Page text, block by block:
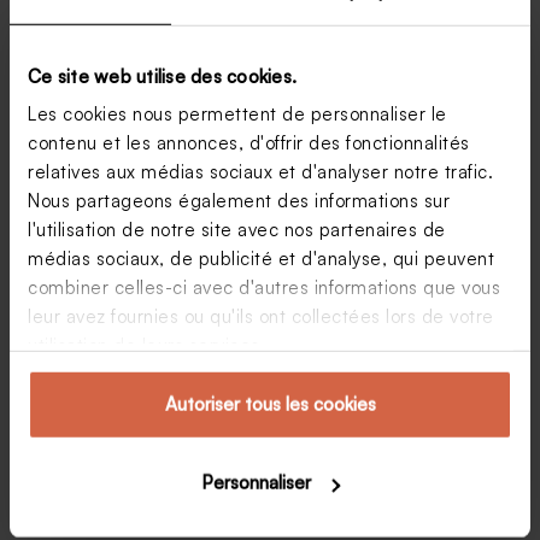
Ce site web utilise des cookies.
Les cookies nous permettent de personnaliser le
contenu et les annonces, d'offrir des fonctionnalités
relatives aux médias sociaux et d'analyser notre trafic.
Nous partageons également des informations sur
l'utilisation de notre site avec nos partenaires de
médias sociaux, de publicité et d'analyse, qui peuvent
combiner celles-ci avec d'autres informations que vous
leur avez fournies ou qu'ils ont collectées lors de votre
Autoriser tous les cookies
Personnaliser
L’Atelier de Solène : des bijoux dorés pour
sublimer votre tenue de mariée
#Coupdecœur : découvrez les bijoux dorés de
l’Atelier de Solène Nous avons découvert Solène sur
Instagram et on doit le dire, le coup de cœur a été
immédiat pour ses magnifiques bijoux ! À 25
Marion
2 février 2018